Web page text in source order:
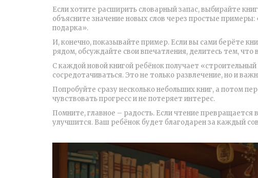
Если хотите расширить словарный запас, выбирайте
объясните значение новых слов через простые
подарка».
И, конечно, показывайте пример. Если вы сами берёте
рядом, обсуждайте свои впечатления, делитесь тем, что
С каждой новой книгой ребёнок получает
сосредотачиваться. Это не только развлечение, но и
Попробуйте сразу несколько небольших книг, а потом
чувствовать прогресс и не потеряет интерес.
Помните, главное – радость. Если чтение превращается
улучшится. Ваш ребёнок будет благодарен за каждый